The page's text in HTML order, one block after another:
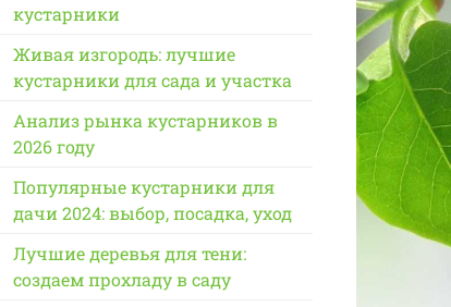
кустарники
Живая изгородь: лучшие
кустарники для сада и участка
Анализ рынка кустарников в
2026 году
Популярные кустарники для
дачи 2024: выбор, посадка, уход
Лучшие деревья для тени:
создаем прохладу в саду